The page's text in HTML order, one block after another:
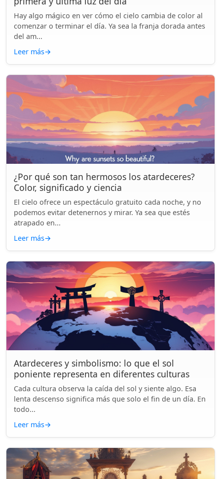
Hay algo mágico en ver cómo el cielo cambia de color al
comenzar o terminar el día. Ya sea la franja dorada antes
del am...
Leer más→
¿Por qué son tan hermosos los atardeceres?
Color, significado y ciencia
El cielo ofrece un espectáculo gratuito cada noche, y no
podemos evitar detenernos y mirar. Ya sea que estés
atrapado en...
Leer más→
Atardeceres y simbolismo: lo que el sol
poniente representa en diferentes culturas
Cada cultura observa la caída del sol y siente algo. Esa
lenta descenso significa más que solo el fin de un día. En
todo...
Leer más→